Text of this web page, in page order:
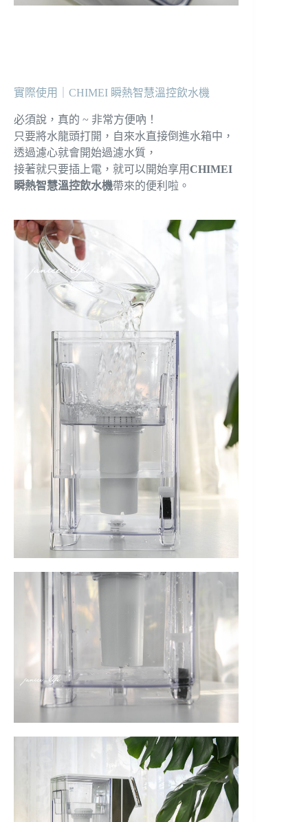
實際使用｜CHIMEI 瞬熱智慧溫控飲水機
必須說，真的 ~ 非常方便吶！
只要將水龍頭打開，自來水直接倒進水箱中，
透過濾心就會開始過濾水質，
接著就只要插上電，就可以開始享用CHIMEI
瞬熱智慧溫控飲水機帶來的便利啦。